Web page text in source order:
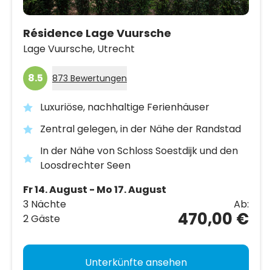
Résidence Lage Vuursche
Lage Vuursche, Utrecht
8.5 873 Bewertungen
Luxuriöse, nachhaltige Ferienhäuser
Zentral gelegen, in der Nähe der Randstad
In der Nähe von Schloss Soestdijk und den
Loosdrechter Seen
Fr 14. August - Mo 17. August
3 Nächte
2 Gäste
Ab:
470,00 €
Unterkünfte ansehen